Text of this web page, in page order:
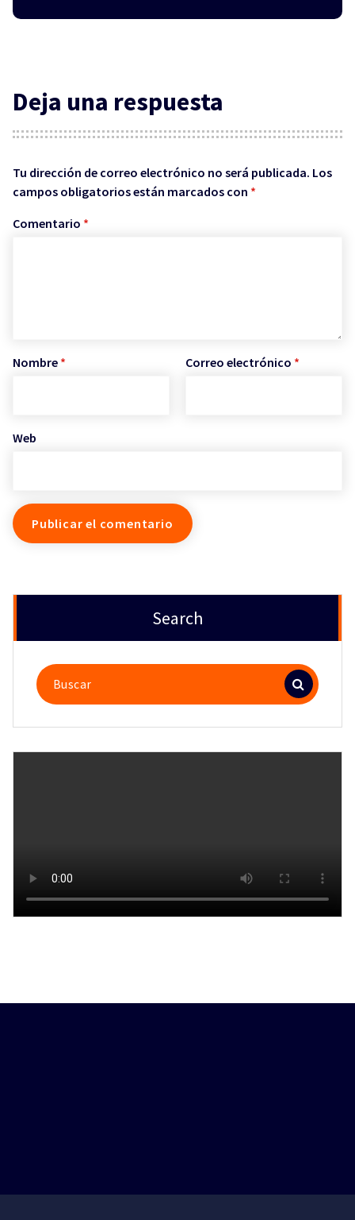
Deja una respuesta
Tu dirección de correo electrónico no será publicada. Los
campos obligatorios están marcados con *
Comentario *
Nombre * Correo electrónico *
Web
Search
Buscar: